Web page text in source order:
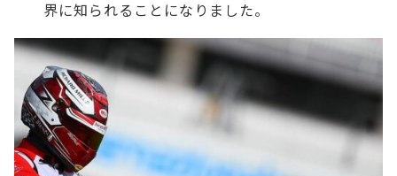
界に知られることになりました。